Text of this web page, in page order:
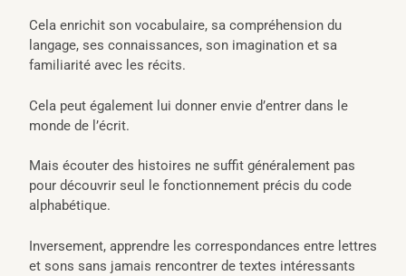
Cela enrichit son vocabulaire, sa compréhension du
langage, ses connaissances, son imagination et sa
familiarité avec les récits.
Cela peut également lui donner envie d’entrer dans le
monde de l’écrit.
Mais écouter des histoires ne suffit généralement pas
pour découvrir seul le fonctionnement précis du code
alphabétique.
Inversement, apprendre les correspondances entre lettres
et sons sans jamais rencontrer de textes intéressants